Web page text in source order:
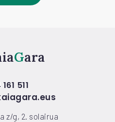
Gara
511
z/g, 2. solairua